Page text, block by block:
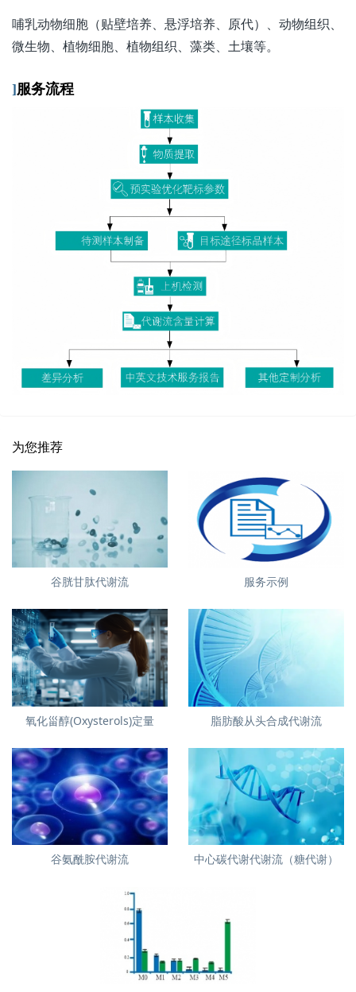
哺乳动物细胞（贴壁培养、悬浮培养、原代）、动物组织、
微生物、植物细胞、植物组织、藻类、土壤等。
]服务流程
为您推荐
谷胱甘肽代谢流 服务示例
氧化甾醇(Oxysterols)定量 脂肪酸从头合成代谢流
谷氨酰胺代谢流 中心碳代谢代谢流（糖代谢）